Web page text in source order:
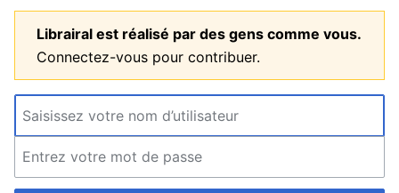
Librairal est réalisé par des gens comme vous.
Connectez-vous pour contribuer.